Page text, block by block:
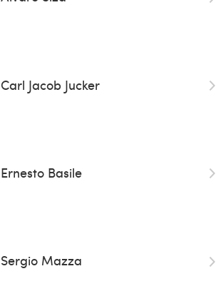
Carl Jacob Jucker
Ernesto Basile
Sergio Mazza